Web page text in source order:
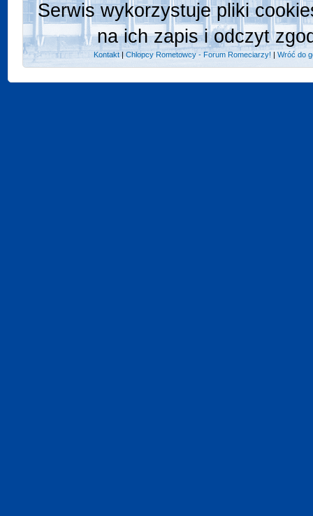
Serwis wykorzystuje pliki
na ich zapis i odczyt
Kontakt |Chlopcy Rometowcy - Forum Romeciarzy! |Wróć do